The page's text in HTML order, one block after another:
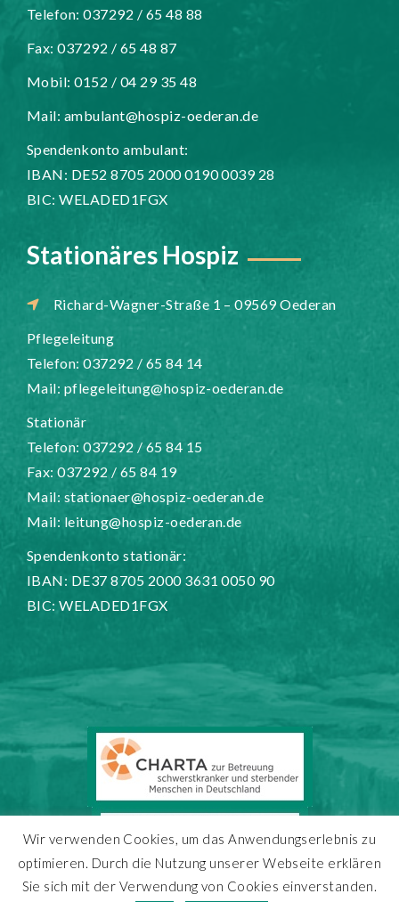
Telefon: 037292 / 65 48 88
Fax: 037292 / 65 48 87
Mobil: 0152 / 04 29 35 48
Mail: ambulant@hospiz-oederan.de
Spendenkonto ambulant:
IBAN: DE52 8705 2000 0190 0039 28
BIC: WELADED1FGX
Stationäres Hospiz
Richard-Wagner-Straße 1 – 09569 Oederan
Pflegeleitung
Telefon: 037292 / 65 84 14
Mail: pflegeleitung@hospiz-oederan.de
Stationär
Telefon: 037292 / 65 84 15
Fax: 037292 / 65 84 19
Mail: stationaer@hospiz-oederan.de
Mail: leitung@hospiz-oederan.de
Spendenkonto stationär:
IBAN: DE37 8705 2000 3631 0050 90
BIC: WELADED1FGX
Copyright 2025 - Hospiz Oederan
Wir verwenden Cookies, um das Anwendungserlebnis zu
optimieren. Durch die Nutzung unserer Webseite erklären
Sie sich mit der Verwendung von Cookies einverstanden.